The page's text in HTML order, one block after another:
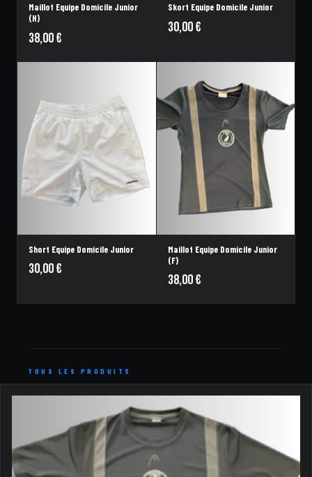
Maillot Equipe Domicile Junior
(H)
38,00€
Skort Equipe Domicile Junior
30,00€
Short Equipe Domicile Junior
30,00€
Maillot Equipe Domicile Junior
(F)
38,00€
TOUS LES PRODUITS